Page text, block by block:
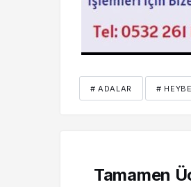
# ADALAR #
Tamamen